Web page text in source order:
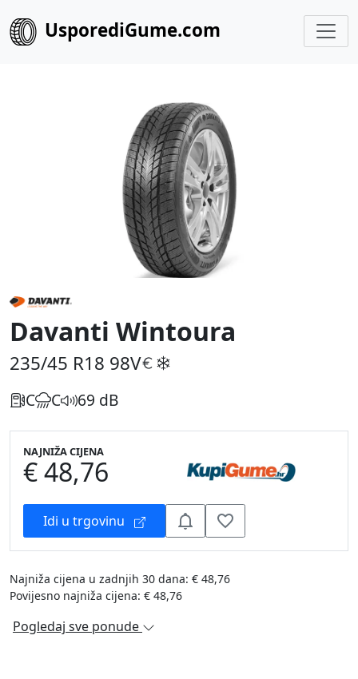
UsporediGume.com
Davanti Wintoura
235/45 R18 98V
C C 69 dB
NAJNIŽA CIJENA
€ 48,76
Idi u trgovinu
Najniža cijena u zadnjih 30 dana: € 48,76
Povijesno najniža cijena: € 48,76
Pogledaj sve ponude